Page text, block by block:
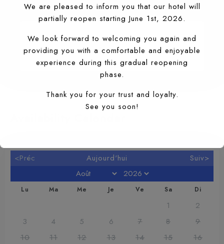
Spa Salon
header
<Préc Aujourd'hui Suiv>
Lu Ma Me Je Ve Sa Di
1
2
3
4 5 6 7 8
9
10
11 12 13 14 15
16
We are pleased to inform you that our hotel will
partially reopen starting June 1st, 2026.
We look forward to welcoming you again and
providing you with a comfortable and enjoyable
experience during this gradual reopening
phase.
Thank you for your trust and loyalty.
See you soon!